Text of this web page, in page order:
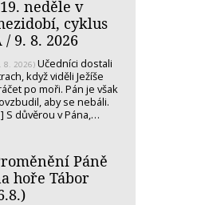
neděle v
cyklus
/ 9. 8. 2026
8. 2026) Učedníci dostali
když viděli Ježíše
po moři. Pán je však
aby se nebáli.
S důvěrou v Pána,…
Páně
hoře Tábor